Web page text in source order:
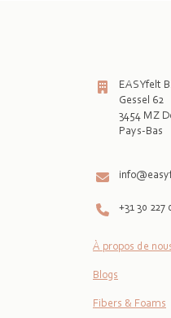
EASYfelt
Gessel 62
3454 MZ
Pays-Bas
+31 30 227
À propos de
Blogs
Fibers & Foams